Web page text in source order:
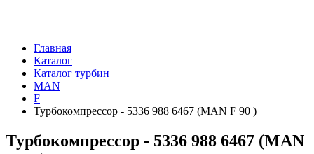
Главная
Каталог
Каталог турбин
MAN
F
Турбокомпрессор - 5336 988 6467 (MAN F 90 )
Турбокомпрессор - 5336 988 6467 (MAN